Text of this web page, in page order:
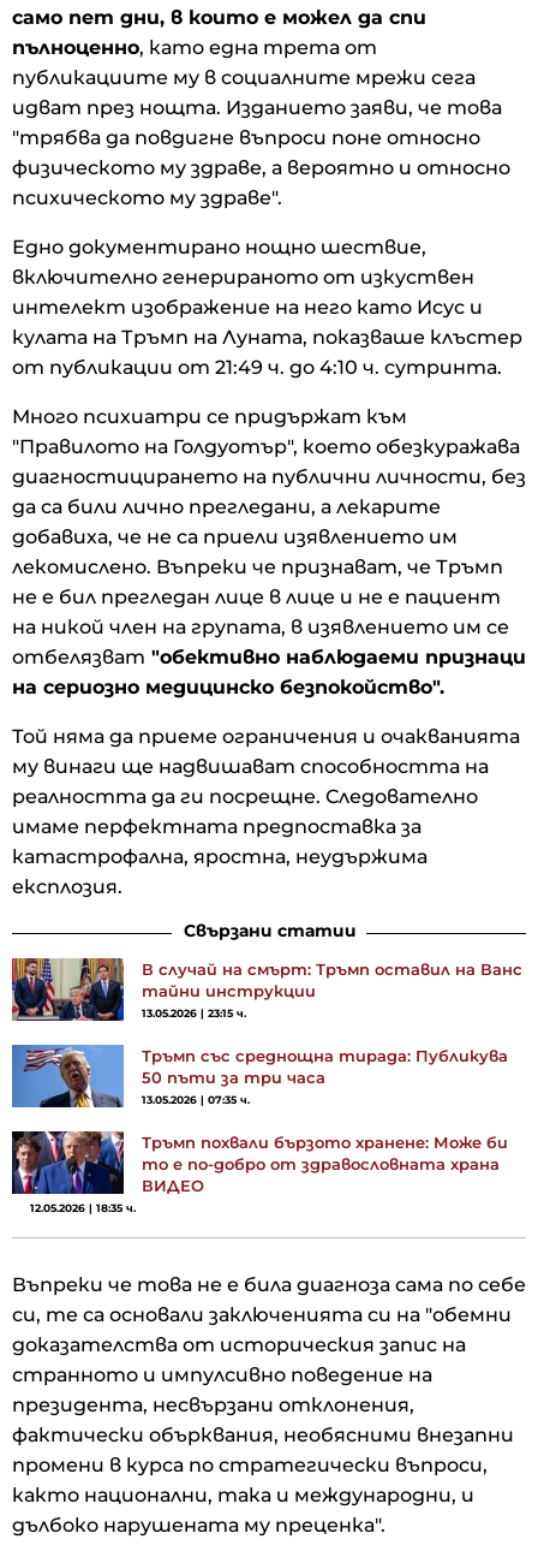
само пет дни, в които е можел да спи
пълноценно, като една трета от
публикациите му в социалните мрежи сега
идват през нощта. Изданието заяви, че това
"трябва да повдигне въпроси поне относно
физическото му здраве, а вероятно и относно
психическото му здраве".
Едно документирано нощно шествие,
включително генерираното от изкуствен
интелект изображение на него като Исус и
кулата на Тръмп на Луната, показваше клъстер
от публикации от 21:49 ч. до 4:10 ч. сутринта.
Много психиатри се придържат към
"Правилото на Голдуотър", което обезкуражава
диагностицирането на публични личности, без
да са били лично прегледани, а лекарите
добавиха, че не са приели изявлението им
лекомислено. Въпреки че признават, че Тръмп
не е бил прегледан лице в лице и не е пациент
на никой член на групата, в изявлението им се
отбелязват "обективно наблюдаеми признаци
на сериозно медицинско безпокойство".
Той няма да приеме ограничения и очакванията
му винаги ще надвишават способността на
реалността да ги посрещне. Следователно
имаме перфектната предпоставка за
катастрофална, яростна, неудържима
експлозия.
Свързани статии
В случай на смърт: Тръмп оставил на Ванс
тайни инструкции
13.05.2026 | 23:15 ч.
Тръмп със среднощна тирада: Публикува
50 пъти за три часа
13.05.2026 | 07:35 ч.
Тръмп похвали бързото хранене: Може би
то е по-добро от здравословната храна
ВИДЕО
12.05.2026 | 18:35 ч.
Въпреки че това не е била диагноза сама по себе
си, те са основали заключенията си на "обемни
доказателства от историческия запис на
странното и импулсивно поведение на
президента, несвързани отклонения,
фактически обърквания, необясними внезапни
промени в курса по стратегически въпроси,
както национални, така и международни, и
дълбоко нарушената му преценка".